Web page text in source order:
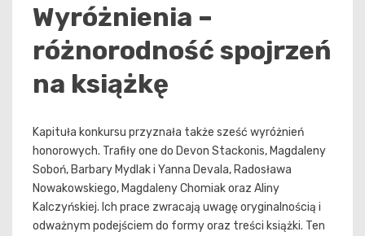
Wyróżnienia –
różnorodność spojrzeń
na książkę
Kapituła konkursu przyznała także sześć wyróżnień
honorowych. Trafiły one do Devon Stackonis, Magdaleny
Soboń, Barbary Mydlak i Yanna Devala, Radosława
Nowakowskiego, Magdaleny Chomiak oraz Aliny
Kalczyńskiej. Ich prace zwracają uwagę oryginalnością i
odważnym podejściem do formy oraz treści książki. Ten